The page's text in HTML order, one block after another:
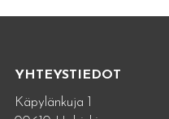
YHTEYSTIEDOT
Käpylänkuja 1